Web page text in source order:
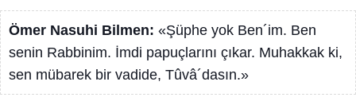
Ömer Nasuhi Bilmen: «Şüphe yok Ben´im. Ben
senin Rabbinim. İmdi papuçlarını çıkar. Muhakkak ki,
sen mübarek bir vadide, Tûvâ´dasın.»